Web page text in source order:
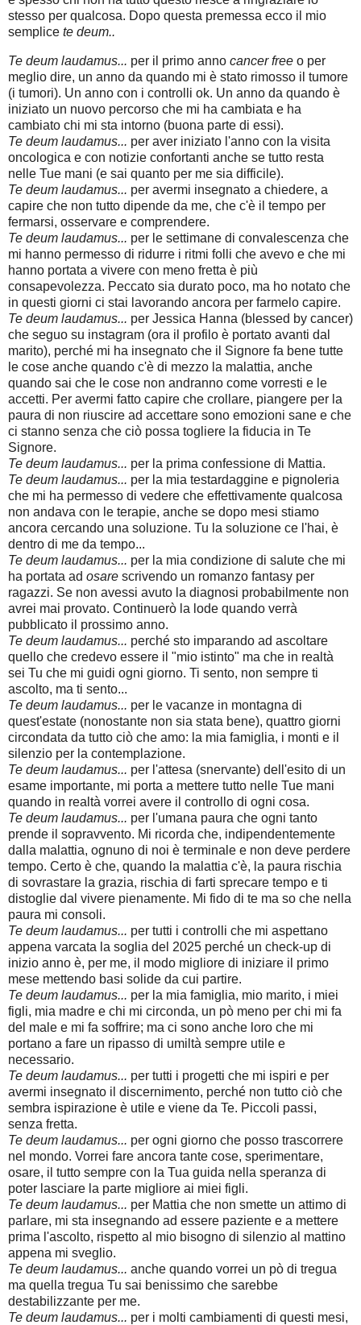
stesso per qualcosa. Dopo questa premessa ecco il mio
semplice te deum..
Te deum laudamus... per il primo anno cancer free o per
meglio dire, un anno da quando mi è stato rimosso il tumore
(i tumori). Un anno con i controlli ok. Un anno da quando è
iniziato un nuovo percorso che mi ha cambiata e ha
cambiato chi mi sta intorno (buona parte di essi).
Te deum laudamus... per aver iniziato l'anno con la visita
oncologica e con notizie confortanti anche se tutto resta
nelle Tue mani (e sai quanto per me sia difficile).
Te deum laudamus... per avermi insegnato a chiedere, a
capire che non tutto dipende da me, che c'è il tempo per
fermarsi, osservare e comprendere.
Te deum laudamus... per le settimane di convalescenza che
mi hanno permesso di ridurre i ritmi folli che avevo e che mi
hanno portata a vivere con meno fretta è più
consapevolezza. Peccato sia durato poco, ma ho notato che
in questi giorni ci stai lavorando ancora per farmelo capire.
Te deum laudamus... per Jessica Hanna (blessed by cancer)
che seguo su instagram (ora il profilo è portato avanti dal
marito), perché mi ha insegnato che il Signore fa bene tutte
le cose anche quando c'è di mezzo la malattia, anche
quando sai che le cose non andranno come vorresti e le
accetti. Per avermi fatto capire che crollare, piangere per la
paura di non riuscire ad accettare sono emozioni sane e che
ci stanno senza che ciò possa togliere la fiducia in Te
Signore.
Te deum laudamus... per la prima confessione di Mattia.
Te deum laudamus... per la mia testardaggine e pignoleria
che mi ha permesso di vedere che effettivamente qualcosa
non andava con le terapie, anche se dopo mesi stiamo
ancora cercando una soluzione. Tu la soluzione ce l'hai, è
dentro di me da tempo...
Te deum laudamus... per la mia condizione di salute che mi
ha portata ad osare scrivendo un romanzo fantasy per
ragazzi. Se non avessi avuto la diagnosi probabilmente non
avrei mai provato. Continuerò la lode quando verrà
pubblicato il prossimo anno.
Te deum laudamus... perché sto imparando ad ascoltare
quello che credevo essere il "mio istinto" ma che in realtà
sei Tu che mi guidi ogni giorno. Ti sento, non sempre ti
ascolto, ma ti sento...
Te deum laudamus... per le vacanze in montagna di
quest'estate (nonostante non sia stata bene), quattro giorni
circondata da tutto ciò che amo: la mia famiglia, i monti e il
silenzio per la contemplazione.
Te deum laudamus... per l'attesa (snervante) dell'esito di un
esame importante, mi porta a mettere tutto nelle Tue mani
quando in realtà vorrei avere il controllo di ogni cosa.
Te deum laudamus... per l'umana paura che ogni tanto
prende il sopravvento. Mi ricorda che, indipendentemente
dalla malattia, ognuno di noi è terminale e non deve perdere
tempo. Certo è che, quando la malattia c'è, la paura rischia
di sovrastare la grazia, rischia di farti sprecare tempo e ti
distoglie dal vivere pienamente. Mi fido di te ma so che nella
paura mi consoli.
Te deum laudamus... per tutti i controlli che mi aspettano
appena varcata la soglia del 2025 perché un check-up di
inizio anno è, per me, il modo migliore di iniziare il primo
mese mettendo basi solide da cui partire.
Te deum laudamus... per la mia famiglia, mio marito, i miei
figli, mia madre e chi mi circonda, un pò meno per chi mi fa
del male e mi fa soffrire; ma ci sono anche loro che mi
portano a fare un ripasso di umiltà sempre utile e
necessario.
Te deum laudamus... per tutti i progetti che mi ispiri e per
avermi insegnato il discernimento, perché non tutto ciò che
sembra ispirazione è utile e viene da Te. Piccoli passi,
senza fretta.
Te deum laudamus... per ogni giorno che posso trascorrere
nel mondo. Vorrei fare ancora tante cose, sperimentare,
osare, il tutto sempre con la Tua guida nella speranza di
poter lasciare la parte migliore ai miei figli.
Te deum laudamus... per Mattia che non smette un attimo di
parlare, mi sta insegnando ad essere paziente e a mettere
prima l'ascolto, rispetto al mio bisogno di silenzio al mattino
appena mi sveglio.
Te deum laudamus... anche quando vorrei un pò di tregua
ma quella tregua Tu sai benissimo che sarebbe
destabilizzante per me.
Te deum laudamus... per i molti cambiamenti di questi mesi,